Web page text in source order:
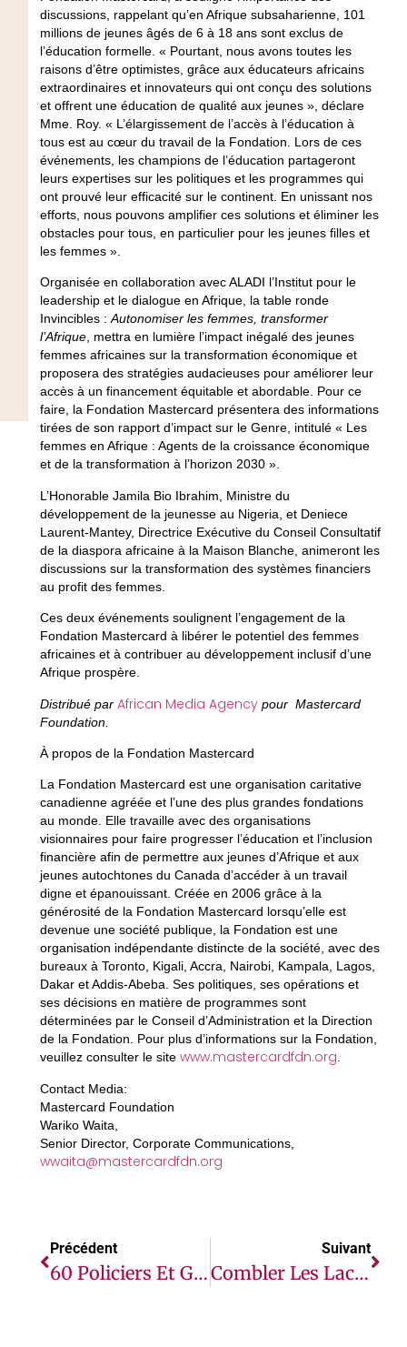
discussions, rappelant qu’en Afrique subsaharienne, 101
millions de jeunes âgés de 6 à 18 ans sont exclus de
l’éducation formelle. « Pourtant, nous avons toutes les
raisons d’être optimistes, grâce aux éducateurs africains
extraordinaires et innovateurs qui ont conçu des solutions
et offrent une éducation de qualité aux jeunes », déclare
Mme. Roy. « L’élargissement de l’accès à l’éducation à
tous est au cœur du travail de la Fondation. Lors de ces
événements, les champions de l’éducation partageront
leurs expertises sur les politiques et les programmes qui
ont prouvé leur efficacité sur le continent. En unissant nos
efforts, nous pouvons amplifier ces solutions et éliminer les
obstacles pour tous, en particulier pour les jeunes filles et
les femmes ».
Organisée en collaboration avec ALADI l’Institut pour le
leadership et le dialogue en Afrique, la table ronde
Invincibles :Autonomiser les femmes, transformer
l’Afrique, mettra en lumière l’impact inégalé des jeunes
femmes africaines sur la transformation économique et
proposera des stratégies audacieuses pour améliorer leur
accès à un financement équitable et abordable. Pour ce
faire, la Fondation Mastercard présentera des informations
tirées de son rapport d’impact sur le Genre, intitulé « Les
femmes en Afrique : Agents de la croissance économique
et de la transformation à l’horizon 2030 ».
L’Honorable Jamila Bio Ibrahim, Ministre du
développement de la jeunesse au Nigeria, et Deniece
Laurent-Mantey, Directrice Exécutive du Conseil Consultatif
de la diaspora africaine à la Maison Blanche, animeront les
discussions sur la transformation des systèmes financiers
au profit des femmes.
Ces deux événements soulignent l’engagement de la
Fondation Mastercard à libérer le potentiel des femmes
africaines et à contribuer au développement inclusif d’une
Afrique prospère.
Distribué par African Media Agencypour Mastercard
Foundation.
À propos de la Fondation Mastercard
La Fondation Mastercard est une organisation caritative
canadienne agréée et l’une des plus grandes fondations
au monde. Elle travaille avec des organisations
visionnaires pour faire progresser l’éducation et l’inclusion
financière afin de permettre aux jeunes d’Afrique et aux
jeunes autochtones du Canada d’accéder à un travail
digne et épanouissant. Créée en 2006 grâce à la
générosité de la Fondation Mastercard lorsqu’elle est
devenue une société publique, la Fondation est une
organisation indépendante distincte de la société, avec des
bureaux à Toronto, Kigali, Accra, Nairobi, Kampala, Lagos,
Dakar et Addis-Abeba. Ses politiques, ses opérations et
ses décisions en matière de programmes sont
déterminées par le Conseil d’Administration et la Direction
de la Fondation. Pour plus d’informations sur la Fondation,
veuillez consulter le site www.mastercardfdn.org.
Contact Media:
Mastercard Foundation
Wariko Waita,
Senior Director, Corporate Communications,
wwaita@mastercardfdn.org
Précédent
60 Policiers Et Gendarmes Suivent Des Formations Sur Le Maintien Et Le Rétablissement De L’ordre Public
Suivant
Combler Les Lacunes : L’éducation Sexuelle Sauve Des Vies En République Centrafricaine